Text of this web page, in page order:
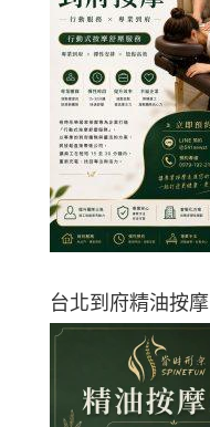
台北到府精油按摩